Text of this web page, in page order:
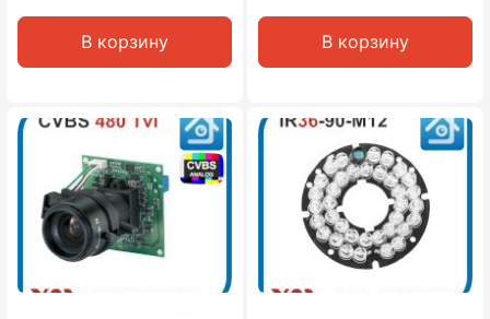
В корзину В корзину